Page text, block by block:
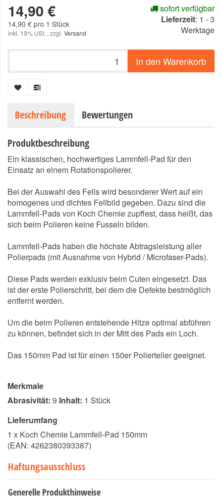
14,90 €
14,90 € pro 1 Stück
inkl. 19% USt. , zzgl. Versand
sofort verfügbar
Lieferzeit: 1 - 3
Werktage
In den Warenkorb
Beschreibung Bewertungen
Produktbeschreibung
Ein klassischen, hochwertiges Lammfell-Pad für den
Einsatz an einem Rotationspolierer.
Bei der Auswahl des Fells wird besonderer Wert auf ein
homogenes und dichtes Fellbild gegeben. Dazu sind die
Lammfell-Pads von Koch Chemie zupffest, dass heißt, das
sich beim Polieren keine Fusseln bilden.
Lammfell-Pads haben die höchste Abtragsleistung aller
Polierpads (mit Ausnahme von Hybrid / Microfaser-Pads).
Diese Pads werden exklusiv beim Cuten eingesetzt. Das
ist der erste Polierschritt, bei dem die Defekte bestmöglich
entfernt werden.
Um die beim Polieren entstehende Hitze optimal abführen
zu können, befindet sich in der Mitt des Pads ein Loch.
Das 150mm Pad ist für einen 150er Polierteller geeignet.
Merkmale
Abrasivität: 9 Inhalt: 1 Stück
Lieferumfang
1 x Koch Chemie Lammfell-Pad 150mm
(EAN: 4262380393387)
Haftungsausschluss
Generelle Produkthinweise